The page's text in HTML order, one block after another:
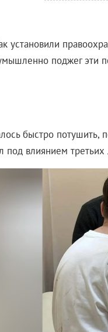
установили
поджег эти
быстро потушить,
под влиянием третьих